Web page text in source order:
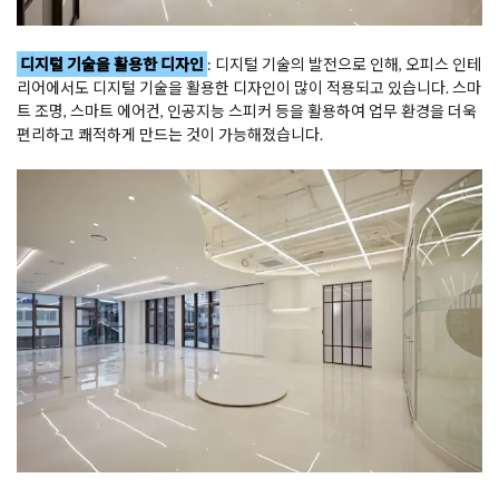
디지털 기술을 활용한 디자인 : 디지털 기술의 발전으로 인해, 오피스 인테
리어에서도 디지털 기술을 활용한 디자인이 많이 적용되고 있습니다. 스마
트 조명, 스마트 에어컨, 인공지능 스피커 등을 활용하여 업무 환경을 더욱
편리하고 쾌적하게 만드는 것이 가능해졌습니다.